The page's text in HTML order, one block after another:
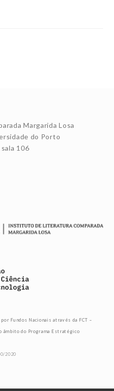
Margarida Losa
do Porto
106
Fundos Nacionais através da FCT –
âmbito do Programa Estratégico
2020